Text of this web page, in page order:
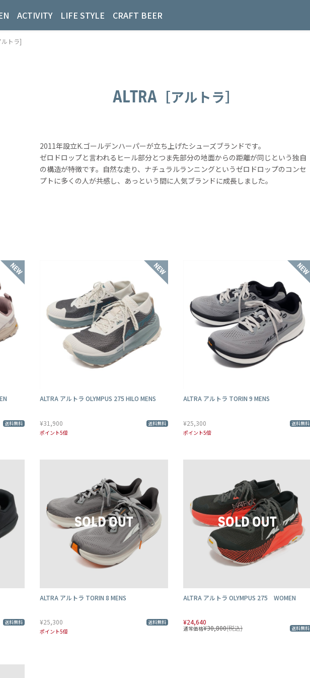
ACTIVITY LIFE STYLE CRAFT BEER
ルトラ]
ALTRA ［アルトラ］
2011年設立K.ゴールデンハーパーが立ち上げたシューズブランドです。
ゼロドロップと言われるヒール部分とつま先部分の地面からの距離が同じという独自
の構造が特徴です。自然な走り、ナチュラルランニングというゼロドロップのコンセ
プトに多くの人が共感し、あっという間に人気ブランドに成長しました。
送料無料
ALTRA アルトラ OLYMPUS 275 HILO MENS
¥31,900 送料無料
ポイント5倍
ALTRA アルトラ TORIN 9 MENS
¥25,300 送料無料
ポイント5倍
送料無料
ALTRA アルトラ TORIN 8 MENS
¥25,300 送料無料
ポイント5倍
ALTRA アルトラ OLYMPUS 275 WOMEN
¥24,640
通常価格¥30,800(税込) 送料無料